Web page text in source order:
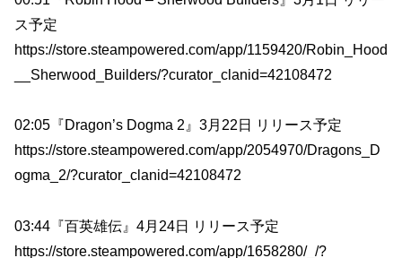
ス予定
https://store.steampowered.com/app/1159420/Robin_Hood
__Sherwood_Builders/?curator_clanid=42108472
02:05『Dragon’s Dogma 2』3月22日 リリース予定
https://store.steampowered.com/app/2054970/Dragons_D
ogma_2/?curator_clanid=42108472
03:44『百英雄伝』4月24日 リリース予定
https://store.steampowered.com/app/1658280/_/?